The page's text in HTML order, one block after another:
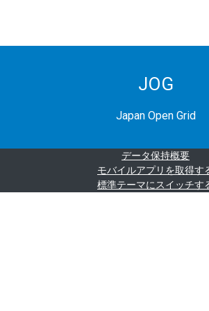
JOG
Japan Open Grid
データ保持概要
モバイルアプリを取得す
標準テーマにスイッチす